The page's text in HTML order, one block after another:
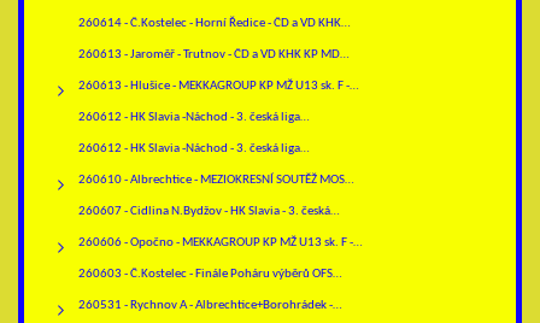
260614 - Č.Kostelec - Horní Ředice - ČD a VD KHK…
260613 - Jaroměř - Trutnov - ČD a VD KHK KP MD…
260613 - Hlušice - MEKKAGROUP KP MŽ U13 sk. F -…
260612 - HK Slavia -Náchod - 3. česká liga…
260612 - HK Slavia -Náchod - 3. česká liga…
260610 - Albrechtice - MEZIOKRESNÍ SOUTĚŽ MOS…
260607 - Cidlina N.Bydžov - HK Slavia - 3. česká…
260606 - Opočno - MEKKAGROUP KP MŽ U13 sk. F -…
260603 - Č.Kostelec - Finále Poháru výběrů OFS…
260531 - Rychnov A - Albrechtice+Borohrádek -…